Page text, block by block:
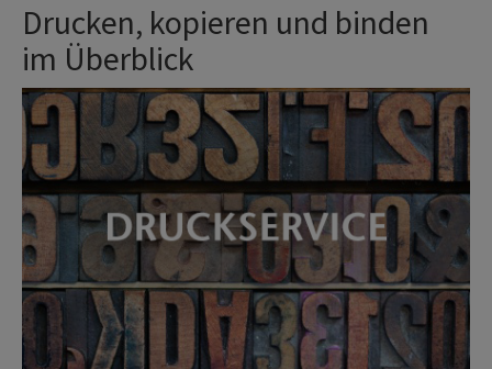
Drucken, kopieren und binden
im Überblick